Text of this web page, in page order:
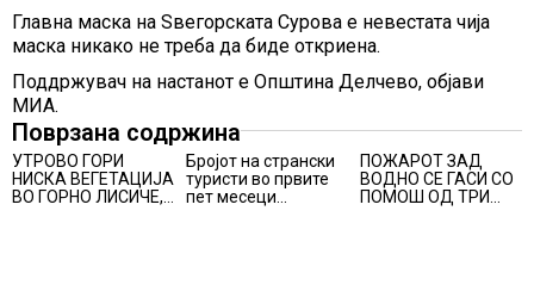
Главна маска на Ѕвегорската Сурова е невестата чија
маска никако не треба да биде откриена.
Поддржувач на настанот е Општина Делчево, објави
МИА.
Поврзана содржина
УТРОВО ГОРИ
НИСКА ВЕГЕТАЦИЈА
ВО ГОРНО ЛИСИЧЕ,
Бројот на странски
туристи во првите
пет месеци
ПОЖАРОТ ЗАД
ВОДНО СЕ ГАСИ СО
ПОМОШ ОД ТРИ